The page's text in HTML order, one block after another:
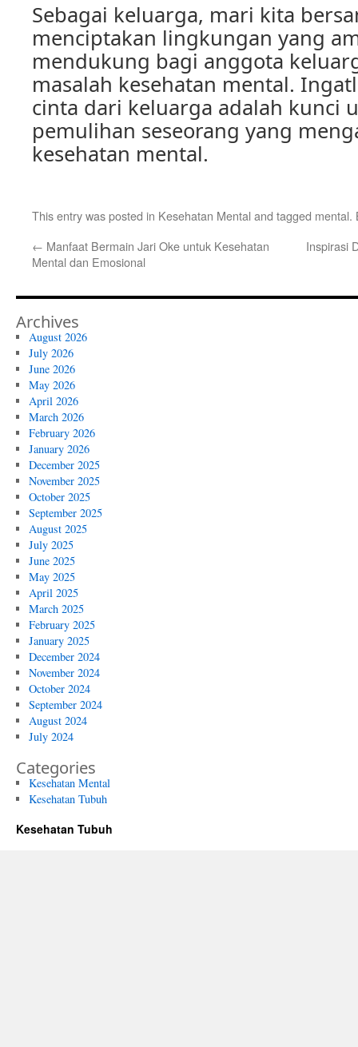
Sebagai keluarga, mari kita
menciptakan lingkungan yang
mendukung bagi anggota
masalah kesehatan mental.
cinta dari keluarga adalah kunci
pemulihan seseorang yang
kesehatan mental.
This entry was posted in Kesehatan Mental and tagged mental.
← Manfaat Bermain Jari Oke untuk Kesehatan
Mental dan Emosional
Inspirasi
Archives
August 2026
July 2026
June 2026
May 2026
April 2026
March 2026
February 2026
January 2026
December 2025
November 2025
October 2025
September 2025
August 2025
July 2025
June 2025
May 2025
April 2025
March 2025
February 2025
January 2025
December 2024
November 2024
October 2024
September 2024
August 2024
July 2024
Categories
Kesehatan Mental
Kesehatan Tubuh
Kesehatan Tubuh